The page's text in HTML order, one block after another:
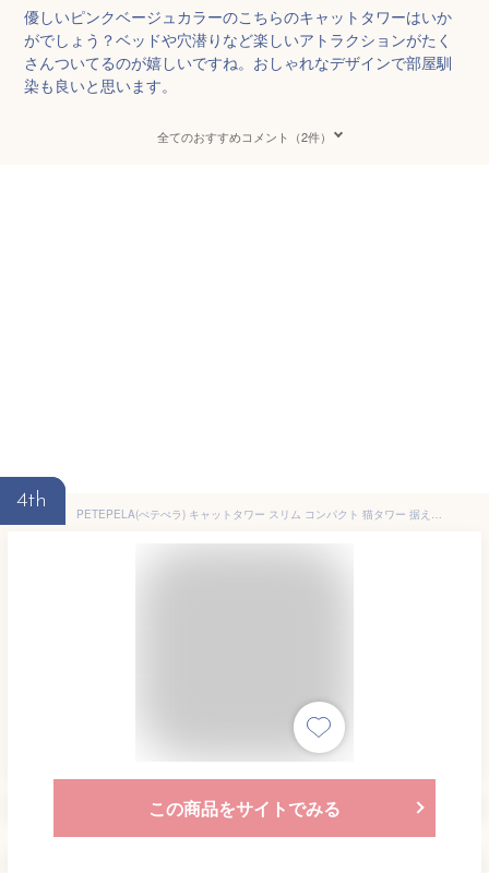
優しいピンクベージュカラーのこちらのキャットタワーはいか
がでしょう？ベッドや穴潜りなど楽しいアトラクションがたく
さんついてるのが嬉しいですね。おしゃれなデザインで部屋馴
染も良いと思います。
全てのおすすめコメント（2件）
4th
PETEPELA(ぺテぺラ) キャットタワー スリム コンパクト 猫タワー 据え置き 置き型 省スペース ハンモック 爪研ぎ 見晴台 人気 ボンボン 天然麻紐 シンプル 運動不足解消 多頭飼い - ピンク M 高さ116cm
この商品をサイトでみる